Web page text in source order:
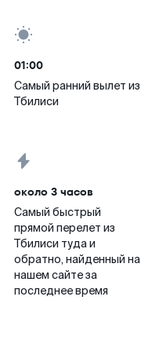
01:00
Самый ранний вылет из
Тбилиси
около 3 часов
Самый быстрый
прямой перелет из
Тбилиси туда и
обратно, найденный на
нашем сайте за
последнее время